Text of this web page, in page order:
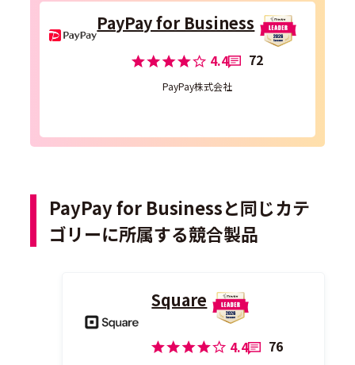
PayPay for Business
4.4 72
PayPay株式会社
PayPay for Businessと同じカテ
ゴリーに所属する競合製品
Square
4.4 76